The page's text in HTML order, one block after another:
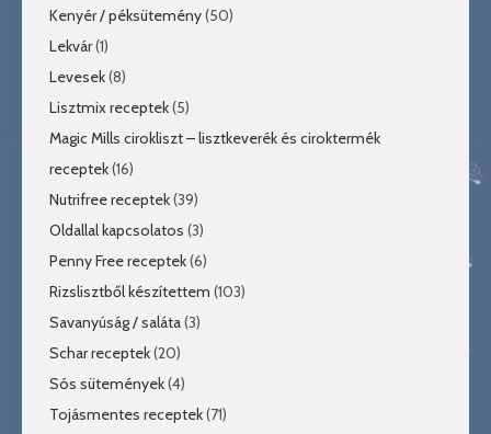
Kenyér / péksütemény(50)
Lekvár(1)
Levesek(8)
Lisztmix receptek(5)
Magic Mills cirokliszt – lisztkeverék és ciroktermék
receptek(16)
Nutrifree receptek(39)
Oldallal kapcsolatos (3)
Penny Free receptek(6)
Rizslisztből készítettem (103)
Savanyúság / saláta(3)
Schar receptek(20)
Sós sütemények(4)
Tojásmentes receptek(71)